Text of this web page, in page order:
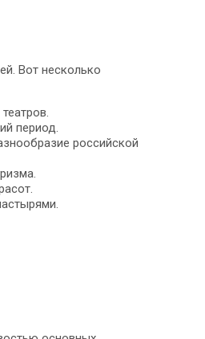
Вот несколько
период.
российской